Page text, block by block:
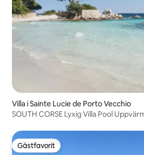
Villa i Sainte Lucie de Porto Vecchio
SOUTH CORSE Lyxig Villa Pool
Gästfavorit
Gästfavorit